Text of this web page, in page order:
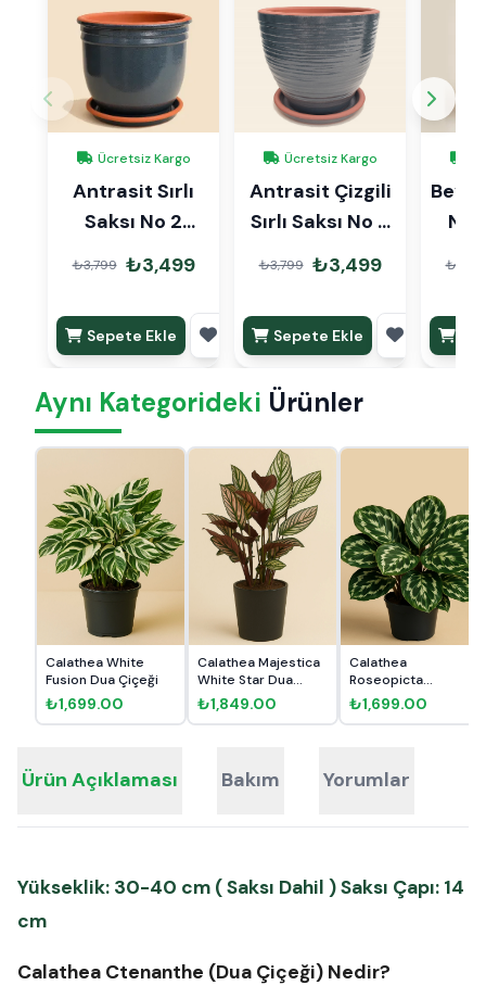
Ücretsiz Kargo
Antrasit Sırlı
Saksı No 2
Ø20cm
₺3,799 ₺3,499
Sepete Ekle
Ücretsiz Kargo
Antrasit Çizgili
Sırlı Saksı No 2
Ø20cm
₺3,799 ₺3,499
Sepete Ekle
No
Aynı Kategorideki Ürünler
Calathea White
Fusion Dua Çiçeği
₺1,699.00
Calathea Majestica
White Star Dua
Çiçeği
₺1,849.00
Calathea
Roseopicta
Medallion Dua
Çiçeği
₺1,699.00
Ürün Açıklaması Bakım Yorumlar
Yükseklik: 30-40 cm ( Saksı Dahil ) Saksı Çapı: 14
cm
Calathea Ctenanthe (Dua Çiçeği) Nedir?